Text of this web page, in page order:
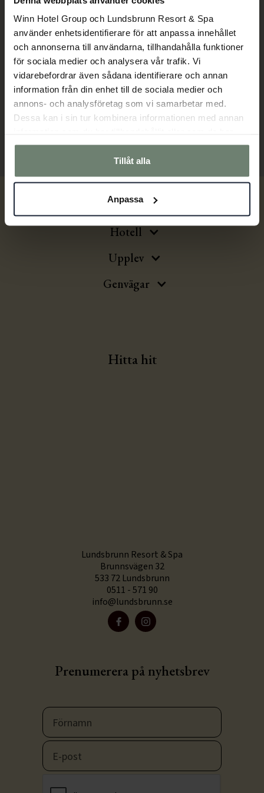
Winn Hotel Group och Lundsbrunn Resort & Spa
använder enhetsidentifierare för att anpassa innehållet
och annonserna till användarna, tillhandahålla funktioner
för sociala medier och analysera vår trafik. Vi
vidarebefordrar även sådana identifierare och annan
information från din enhet till de sociala medier och
annons- och analysföretag som vi samarbetar med.
Dessa kan i sin tur kombinera informationen med annan
samlat in när du har använt deras tjänster.
Tillåt alla
Anpassa
I samtliga priser ingår 1 st
mineralvatten/lättöl/läsk, mjuk kaka, kaffe, vita
dukar, linneservetter och sittning i egen lokal.
Uppgradera kakan till en tårtbit 45:-/per pers.
Hotell
Upplev
Genvägar
Hitta hit
Lundsbrunn Resort & Spa
Brunnsvägen 32
533 72 Lundsbrunn
0511 - 571 90
info@lundsbrunn.se
Prenumerera på nyhetsbrev